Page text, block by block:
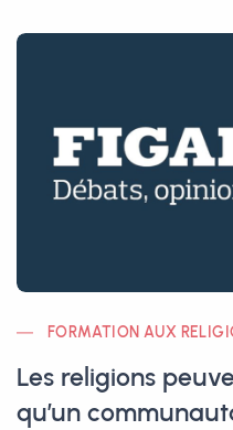
FORMATION AUX
Les religions
qu’un